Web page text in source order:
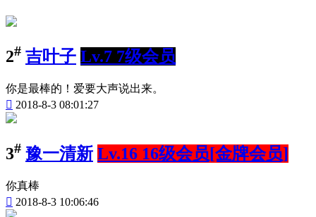
2# 吉叶子 Lv.7 7级会员
你是最棒的！爱要大声说出来。
 2018-8-3 08:01:27
3# 豫一清新 Lv.16 16级会员[金牌会员]
你真棒
 2018-8-3 10:06:46